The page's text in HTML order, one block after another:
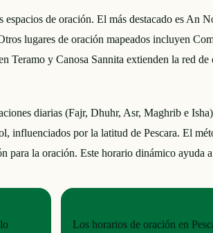
espacios de oración. El más destacado es
lugares de oración mapeados incluyen
Teramo y Canosa Sannita extienden la red
diarias (Fajr, Dhuhr, Asr, Maghrib e
influenciados por la latitud de Pescara. El
la oración. Este horario dinámico ayuda
Los horarios de oración en